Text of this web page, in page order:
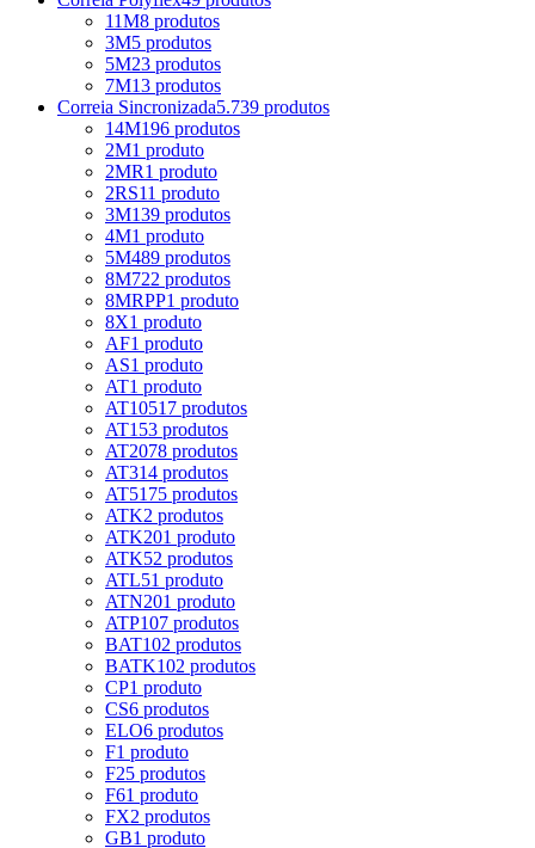
11M8 produtos
3M5 produtos
5M23 produtos
7M13 produtos
Correia Sincronizada5.739 produtos
14M196 produtos
2M1 produto
2MR1 produto
2RS11 produto
3M139 produtos
4M1 produto
5M489 produtos
8M722 produtos
8MRPP1 produto
8X1 produto
AF1 produto
AS1 produto
AT1 produto
AT10517 produtos
AT153 produtos
AT2078 produtos
AT314 produtos
AT5175 produtos
ATK2 produtos
ATK201 produto
ATK52 produtos
ATL51 produto
ATN201 produto
ATP107 produtos
BAT102 produtos
BATK102 produtos
CP1 produto
CS6 produtos
ELO6 produtos
F1 produto
F25 produtos
F61 produto
FX2 produtos
GB1 produto